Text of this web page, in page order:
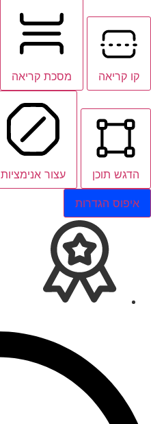
קו קריאה מסכת קריאה
הדגש תוכן עצור אנימציות
איפוס הגדרות